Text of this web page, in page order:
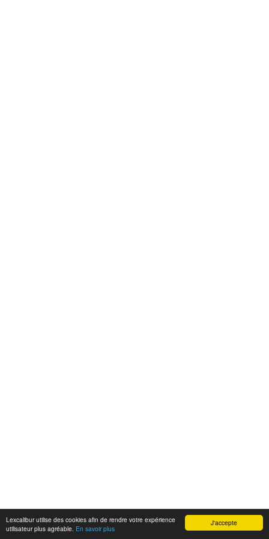
J'accepte
Lexcalibur utilise des cookies afin de rendre votre expérience
utilisateur plus agréable. En savoir plus